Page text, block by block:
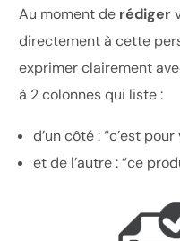
Au moment de rédiger
directement à cette
exprimer clairement
à 2 colonnes qui liste :
d’un côté : “c’est pour
et de l’autre : “ce